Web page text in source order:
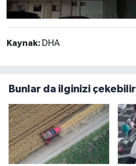
Kaynak: DHA
Bunlar da ilginizi çekebilir